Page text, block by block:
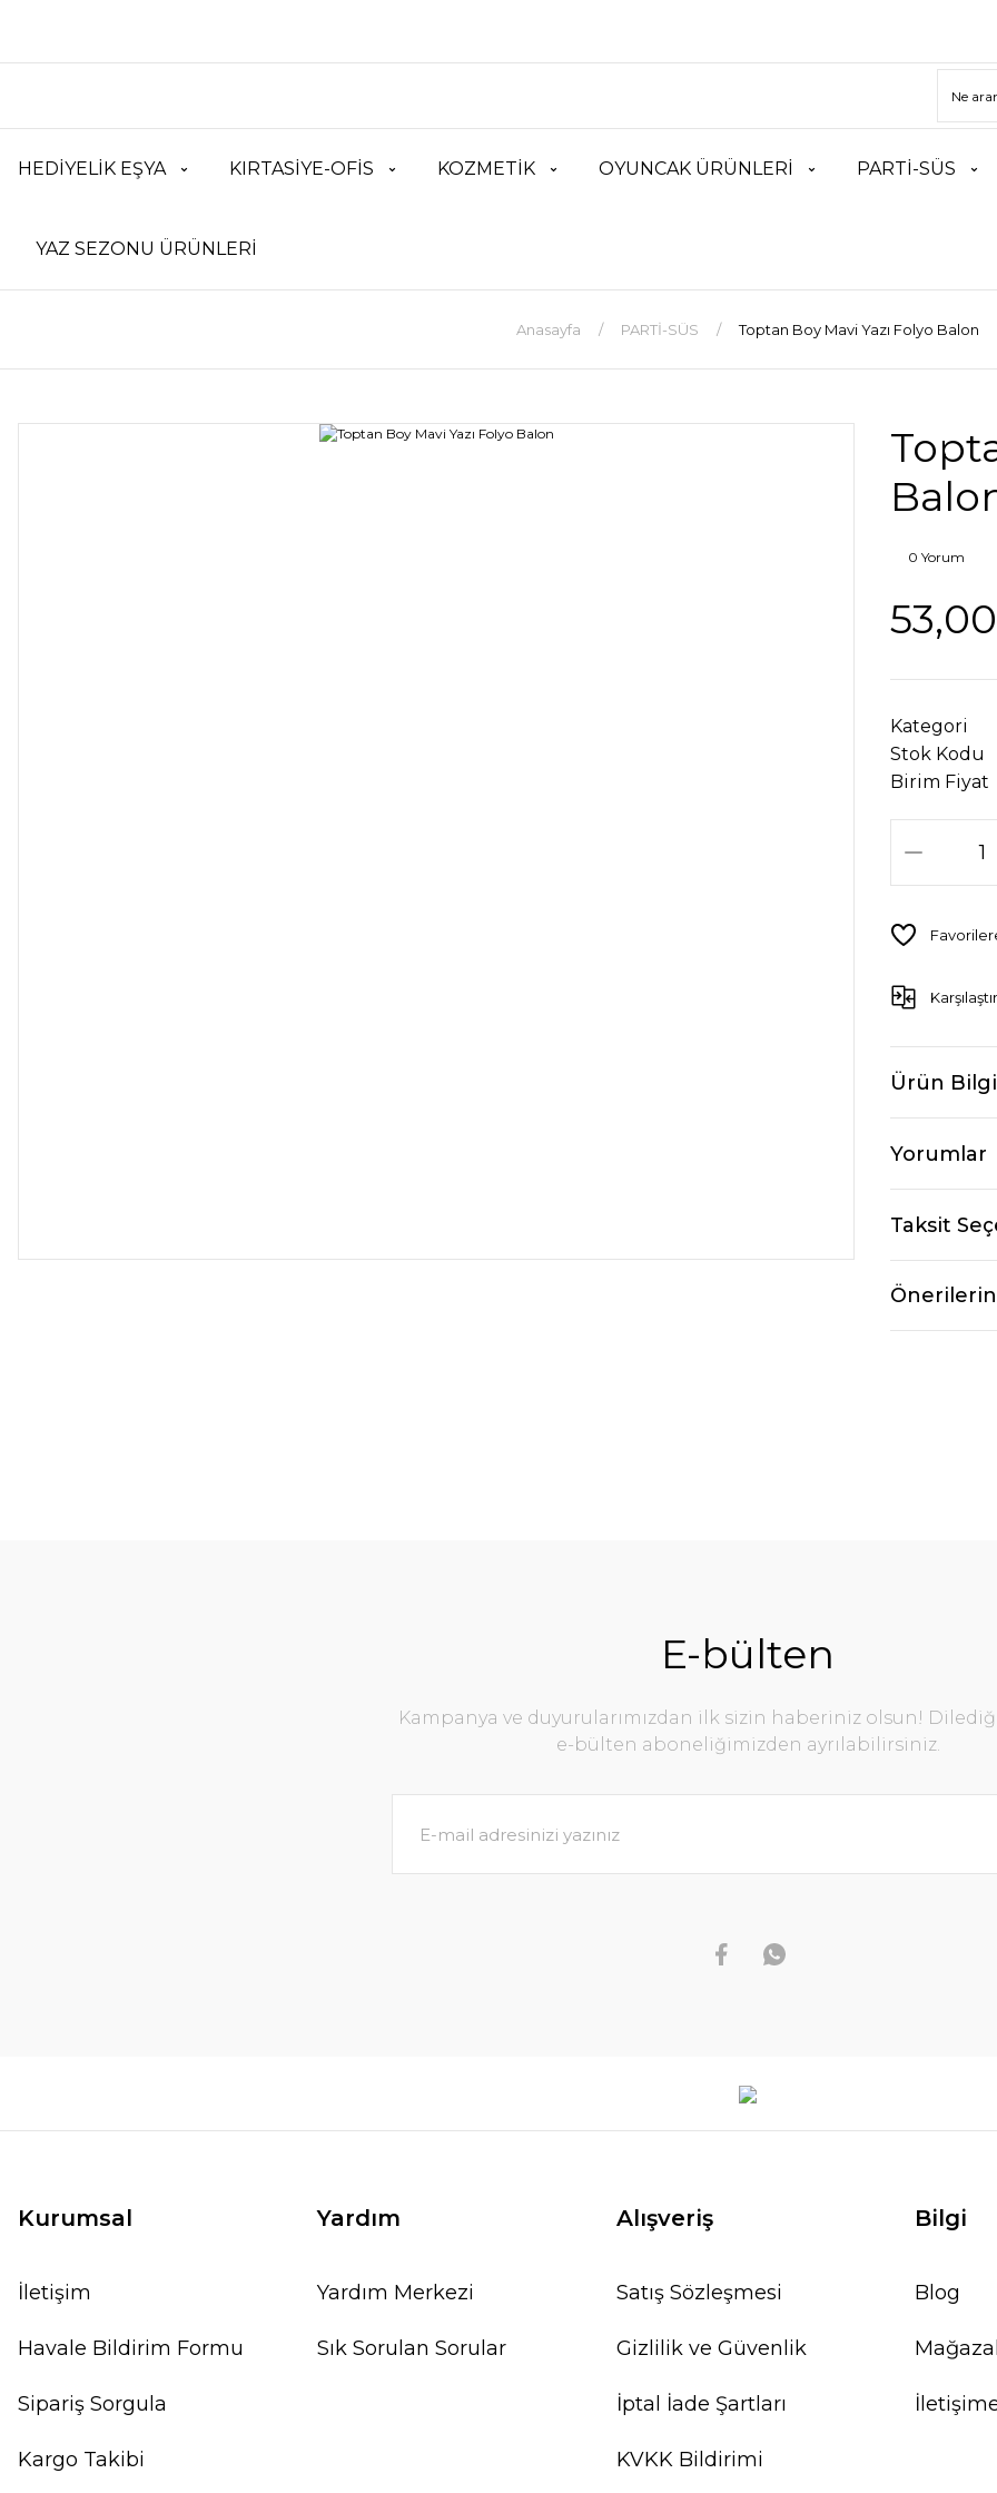
HEDİYELİK EŞYA KIRTASİYE-OFİS KOZMETİK OYUNCAK ÜRÜNLERİ PARTİ-SÜS
YAZ SEZONU ÜRÜNLERİ
Anasayfa PARTİ-SÜS Toptan Boy Mavi Yazı Folyo Balon
0 Yorum
Kategori
Stok Kodu
Birim Fiyat
Karşılaştır
Ürün
Yorumlar
Taksit
E-bülten
Kampanya ve duyurularımızdan ilk sizin haberiniz olsun!
e-bülten aboneliğimizden ayrılabilirsiniz.
Kurumsal
İletişim
Havale Bildirim Formu
Sipariş Sorgula
Kargo Takibi
Yardım
Yardım Merkezi
Sık Sorulan Sorular
Alışveriş
Satış Sözleşmesi
Gizlilik ve Güvenlik
İptal İade Şartları
KVKK Bildirimi
Bilgi
Blog